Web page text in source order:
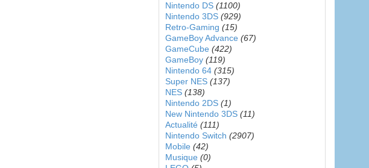
Nintendo DS (1100)
Nintendo 3DS (929)
Retro-Gaming (15)
GameBoy Advance (67)
GameCube (422)
GameBoy (119)
Nintendo 64 (315)
Super NES (137)
NES (138)
Nintendo 2DS (1)
New Nintendo 3DS (11)
Actualité (111)
Nintendo Switch (2907)
Mobile (42)
Musique (0)